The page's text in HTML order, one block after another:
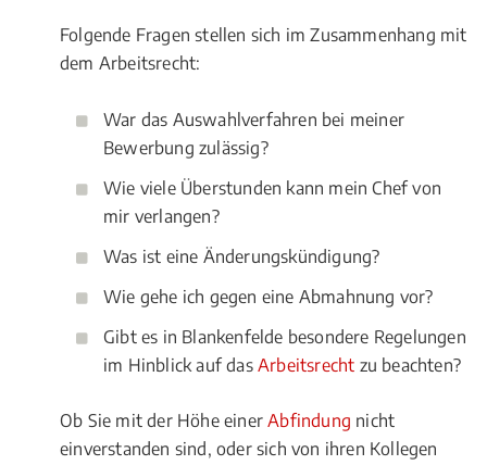
Folgende Fragen stellen sich im Zusammenhang mit
dem Arbeitsrecht:
War das Auswahlverfahren bei meiner
Bewerbung zulässig?
Wie viele Überstunden kann mein Chef von
mir verlangen?
Was ist eine Änderungskündigung?
Wie gehe ich gegen eine Abmahnung vor?
Gibt es in Blankenfelde besondere Regelungen
im Hinblick auf das Arbeitsrecht zu beachten?
Ob Sie mit der Höhe einerAbfindung nicht
einverstanden sind, oder sich von ihren Kollegen